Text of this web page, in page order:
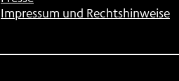
Impressum und Rechtshinweise